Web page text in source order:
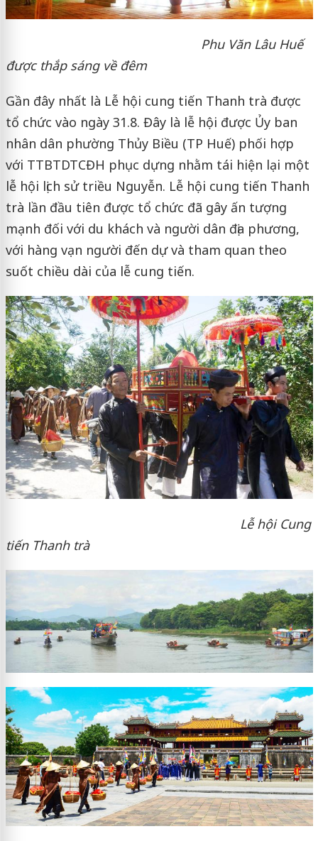
Phu Văn Lâu Huế
được thắp sáng về đêm
Gần đây nhất là Lễ hội cung tiến Thanh trà được
tổ chức vào ngày 31.8. Đây là lễ hội được Ủy ban
nhân dân phường Thủy Biều (TP Huế) phối hợp
với TTBTDTCĐH phục dựng nhằm tái hiện lại một
lễ hội lịch sử triều Nguyễn. Lễ hội cung tiến Thanh
trà lần đầu tiên được tổ chức đã gây ấn tượng
mạnh đối với du khách và người dân địa phương,
với hàng vạn người đến dự và tham quan theo
suốt chiều dài của lễ cung tiến.
Lễ hội Cung
tiến Thanh trà